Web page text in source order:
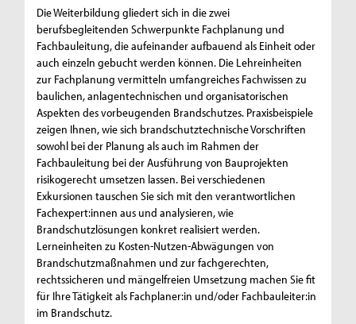
Die Weiterbildung gliedert sich in die zwei
berufsbegleitenden Schwerpunkte Fachplanung und
Fachbauleitung, die aufeinander aufbauend als Einheit oder
auch einzeln gebucht werden können. Die Lehreinheiten
zur Fachplanung vermitteln umfangreiches Fachwissen zu
baulichen, anlagentechnischen und organisatorischen
Aspekten des vorbeugenden Brandschutzes. Praxisbeispiele
zeigen Ihnen, wie sich brandschutztechnische Vorschriften
sowohl bei der Planung als auch im Rahmen der
Fachbauleitung bei der Ausführung von Bauprojekten
risikogerecht umsetzen lassen. Bei verschiedenen
Exkursionen tauschen Sie sich mit den verantwortlichen
Fachexpert:innen aus und analysieren, wie
Brandschutzlösungen konkret realisiert werden.
Lerneinheiten zu Kosten-Nutzen-Abwägungen von
Brandschutzmaßnahmen und zur fachgerechten,
rechtssicheren und mängelfreien Umsetzung machen Sie fit
für Ihre Tätigkeit als Fachplaner:in und/oder Fachbauleiter:in
im Brandschutz.